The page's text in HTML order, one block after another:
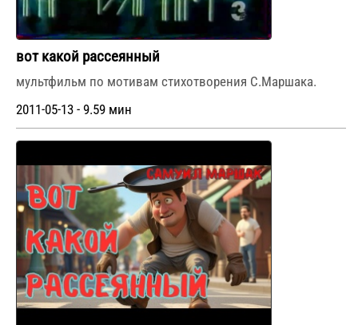
вот какой рассеянный
мультфильм по мотивам стихотворения С.Маршака.
2011-05-13 - 9.59 мин